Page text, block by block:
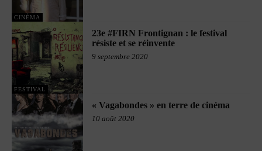
CINÉMA
FESTIVAL
23e #FIRN Frontignan : le festival
résiste et se réinvente
9 septembre 2020
« Vagabondes » en terre de cinéma
10 août 2020